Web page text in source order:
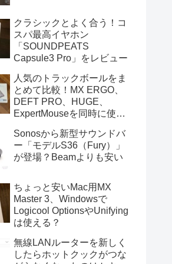
クラシックとよく合う！コ
スパ最高イヤホン
「SOUNDPEATS
Capsule3 Pro」をレビュー
人気のトラックボールをま
とめて比較！MX ERGO、
DEFT PRO、HUGE、
ExpertMouseを同時に使っ
Sonosから新型サウンドバ
ー「モデルS36（Fury）」
が登場？Beamよりも安い
ちょっと安いMac用MX
Master 3、Windowsで
Logicool OptionsやUnifying
は使える？
無線LANルーターを新しく
したらホットクックがつな